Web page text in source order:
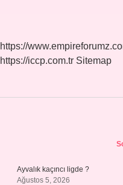
https://
https://iccp.com.tr Sitemap
Ayvalık kaçıncı ligde ?
Ağustos 5, 2026